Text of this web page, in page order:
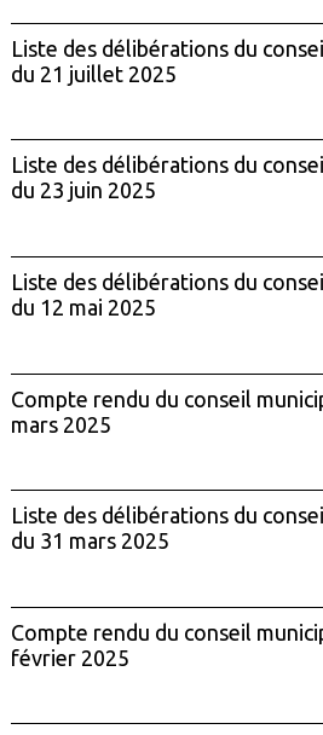
Liste des délibérations du
du 21 juillet 2025
Liste des délibérations du
du 23 juin 2025
Liste des délibérations du
du 12 mai 2025
Compte rendu du conseil
mars 2025
Liste des délibérations du
du 31 mars 2025
Compte rendu du conseil
février 2025